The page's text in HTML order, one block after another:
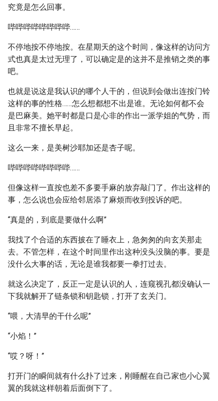
究竟是怎么回事。
哔哔哔哔哔哔哔哔……
不停地按不停地按。在星期天的这个时间，像这样的访问方
式也真是太过无理了，可以确定是的这并不是推销之类的事
吧。
也就是说这是我认识的哪个人干的，但说到会做出连按门铃
这样的事的性格……怎么想都想不出是谁。无论如何都不会
是巴麻美。她平时都是口是心非的作出一派学姐的气势，而
且非常不擅长早起。
这么一来，是美树沙耶加还是杏子呢。
哔哔哔哔哔哔哔哔……
但像这样一直按也差不多要手麻的放弃敲门了。作出这样的
事，怎么说也会应给邻居添了麻烦而收到投诉的吧。
“真是的，到底是要做什么啊”
我找了个合适的东西披在了睡衣上，急匆匆的向玄关那走
去。不管怎样，在这个时间里作出这种没头没脑的事。要是
没什么大事的话，无论是谁我都要一拳打过去。
就这么决定了，反正一定是认识的人，连窥视孔都没确认一
下我就解开了链条锁和钥匙锁，打开了玄关门。
“喂，大清早的干什么呢”
“小焰！”
“哎？呀！”
打开门的瞬间就有什么扑了过来，刚睡醒在自己家也小心翼
翼的我就这样朝着后面倒下了。